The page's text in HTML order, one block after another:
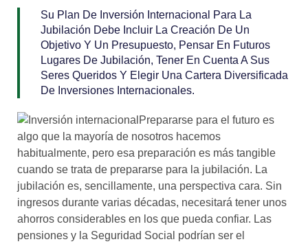
Su Plan De Inversión Internacional Para La
Jubilación Debe Incluir La Creación De Un
Objetivo Y Un Presupuesto, Pensar En Futuros
Lugares De Jubilación, Tener En Cuenta A Sus
Seres Queridos Y Elegir Una Cartera Diversificada
De Inversiones Internacionales.
Prepararse para el futuro es
algo que la mayoría de nosotros hacemos
habitualmente, pero esa preparación es más tangible
cuando se trata de prepararse para la jubilación. La
jubilación es, sencillamente, una perspectiva cara. Sin
ingresos durante varias décadas, necesitará tener unos
ahorros considerables en los que pueda confiar. Las
pensiones y la Seguridad Social podrían ser el